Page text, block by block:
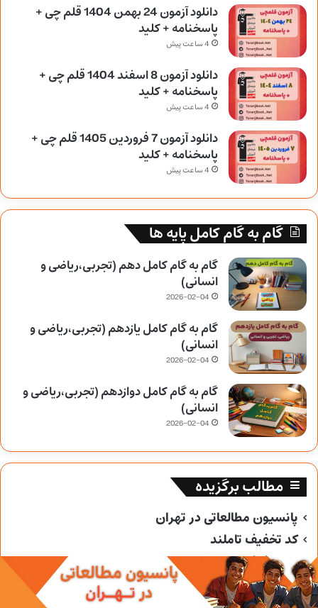
دانلود آزمون 24 بهمن 1404 قلم چی +
پاسخنامه + کلید
4 ساعت پیش
دانلود آزمون 8 اسفند 1404 قلم چی +
پاسخنامه + کلید
4 ساعت پیش
دانلود آزمون 7 فروردین 1405 قلم چی +
پاسخنامه + کلید
4 ساعت پیش
گام به گام کامل پایه ها
گام به گام کامل دهم (تجربی،ریاضی و
انسانی)
2026-02-04
گام به گام کامل یازدهم (تجربی،ریاضی و
انسانی)
2026-02-04
گام به گام کامل دوازدهم (تجربی،ریاضی و
انسانی)
2026-02-04
مطالب برگزیده
پانسیون مطالعاتی در تهران
کد تخفیف تاملند
کد تخفیف خیلی سبز